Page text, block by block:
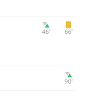
46‎’‎ 66‎’‎
90‎’‎